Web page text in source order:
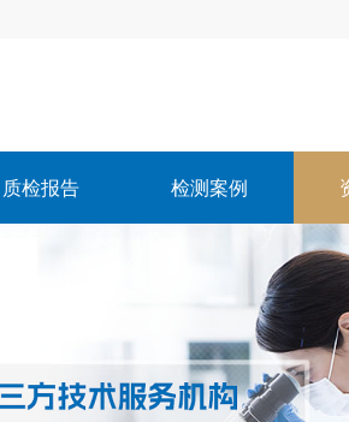
质检报告 检测案例